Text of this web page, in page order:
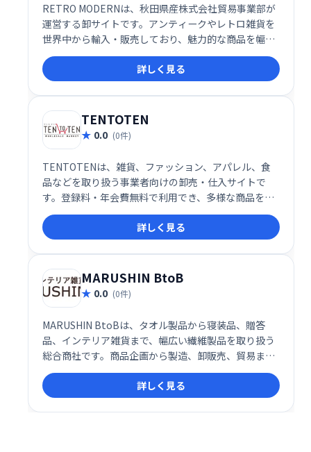
RETRO MODERNは、秋田県産株式会社貿易事業部が
運営する卸サイトです。アンティークやレトロ雑貨を
世界中から輸入・販売しており、魅力的な商品を幅広
く取り揃えています。卸売価格で高品質な商品を提供
することで、お客様のビジネスをサポートいたしま
す。
詳しく見る
TENTOTEN
0.0 (0件)
TENTOTENは、雑貨、ファッション、アパレル、食
品などを取り扱う事業者向けの卸売・仕入サイトで
す。登録料・年会費無料で利用でき、多様な商品を効
率的に仕入れ可能です。新たな仕入先開拓やコスト削
減に貢献し、ビジネスの拡大をサポートします。
詳しく見る
MARUSHIN BtoB
0.0 (0件)
MARUSHIN BtoBは、タオル製品から寝装品、贈答
品、インテリア雑貨まで、幅広い繊維製品を取り扱う
総合商社です。商品企画から製造、卸販売、貿易まで
を一貫して行い、お客様のニーズに合わせた高品質な
製品を提供しています。多様な製品群と確かなビジネ
スノウハウで、お客様の事業をサポートします。
詳しく見る